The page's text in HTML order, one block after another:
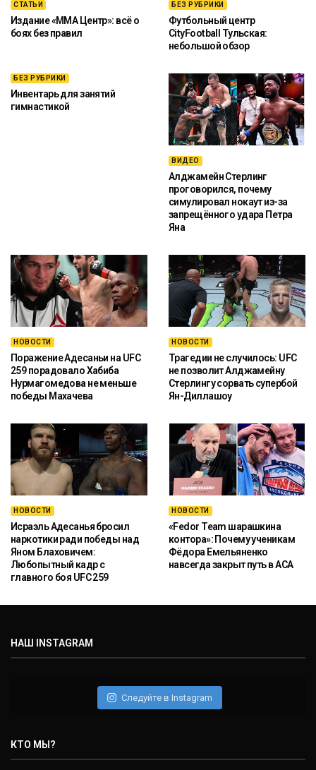
СТАТЬИ
Издание «ММА Центр»: всё о
боях без правил
БЕЗ РУБРИКИ
Футбольный центр
CityFootball Тульская:
небольшой обзор
БЕЗ РУБРИКИ
Инвентарь для занятий
гимнастикой
ВИДЕО
Алджамейн Стерлинг
проговорился, почему
симулировал нокаут из-за
запрещённого удара Петра
Яна
НОВОСТИ
Поражение Адесаньи на UFC
259 порадовало Хабиба
Нурмагомедова не меньше
победы Махачева
НОВОСТИ
Трагедии не случилось: UFC
не позволит Алджамейну
Стерлингу сорвать супербой
Ян-Диллашоу
НОВОСТИ
Исраэль Адесанья бросил
наркотики ради победы над
Яном Блаховичем:
Любопытный кадр с
главного боя UFC 259
НОВОСТИ
«Fedor Team шарашкина
контора»: Почему ученикам
Фёдора Емельяненко
навсегда закрыт путь в ACA
НАШ INSTAGRAM
Следуйте в Instagram
КТО МЫ?